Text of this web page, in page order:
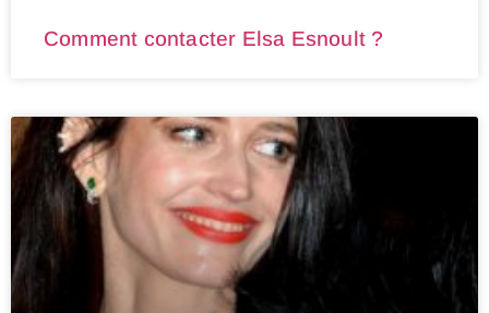
Comment contacter Elsa Esnoult ?